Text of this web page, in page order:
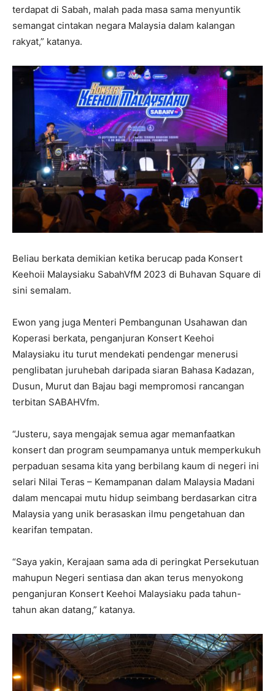
terdapat di Sabah, malah pada masa sama menyuntik
semangat cintakan negara Malaysia dalam kalangan
rakyat,” katanya.
Beliau berkata demikian ketika berucap pada Konsert
Keehoii Malaysiaku SabahVfM 2023 di Buhavan Square di
sini semalam.
Ewon yang juga Menteri Pembangunan Usahawan dan
Koperasi berkata, penganjuran Konsert Keehoi
Malaysiaku itu turut mendekati pendengar menerusi
penglibatan juruhebah daripada siaran Bahasa Kadazan,
Dusun, Murut dan Bajau bagi mempromosi rancangan
terbitan SABAHVfm.
“Justeru, saya mengajak semua agar memanfaatkan
konsert dan program seumpamanya untuk memperkukuh
perpaduan sesama kita yang berbilang kaum di negeri ini
selari Nilai Teras – Kemampanan dalam Malaysia Madani
dalam mencapai mutu hidup seimbang berdasarkan citra
Malaysia yang unik berasaskan ilmu pengetahuan dan
kearifan tempatan.
“Saya yakin, Kerajaan sama ada di peringkat Persekutuan
mahupun Negeri sentiasa dan akan terus menyokong
penganjuran Konsert Keehoi Malaysiaku pada tahun-
tahun akan datang,” katanya.